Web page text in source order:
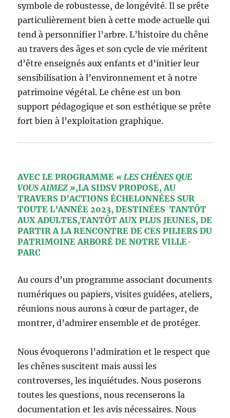
symbole de robustesse, de longévité. Il se prête
particulièrement bien à cette mode actuelle qui
tend à personnifier l’arbre. L’histoire du chêne
au travers des âges et son cycle de vie méritent
d’être enseignés aux enfants et d’initier leur
sensibilisation à l’environnement et à notre
patrimoine végétal. Le chêne est un bon
support pédagogique et son esthétique se prête
fort bien à l’exploitation graphique.
AVEC LE PROGRAMME « LES CHÊNES QUE
VOUS AIMEZ »,LA SIDSV PROPOSE, AU
TRAVERS D’ACTIONS ÉCHELONNÉES SUR
TOUTE L’ANNÉE 2023, DESTINÉES TANTÔT
AUX ADULTES,TANTÔT AUX PLUS JEUNES, DE
PARTIR A LA RENCONTRE DE CES PILIERS DU
PATRIMOINE ARBORÉ DE NOTRE VILLE-
PARC
Au cours d’un programme associant documents
numériques ou papiers, visites guidées, ateliers,
réunions nous aurons à cœur de partager, de
montrer, d’admirer ensemble et de protéger.
Nous évoquerons l’admiration et le respect que
les chênes suscitent mais aussi les
controverses, les inquiétudes. Nous poserons
toutes les questions, nous recenserons la
documentation et les avis nécessaires. Nous